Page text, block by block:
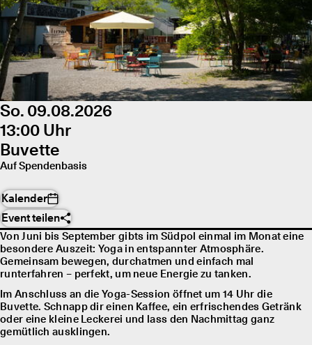
So. 09.08.2026
13:00 Uhr
Buvette
Auf Spendenbasis
Kalender
Event teilen
Von Juni bis September gibts im Südpol einmal im Monat eine
besondere Auszeit: Yoga in entspannter Atmosphäre.
Gemeinsam bewegen, durchatmen und einfach mal
runterfahren – perfekt, um neue Energie zu tanken.
Im Anschluss an die Yoga-Session öffnet um 14 Uhr die
Buvette. Schnapp dir einen Kaffee, ein erfrischendes Getränk
oder eine kleine Leckerei und lass den Nachmittag ganz
gemütlich ausklingen.